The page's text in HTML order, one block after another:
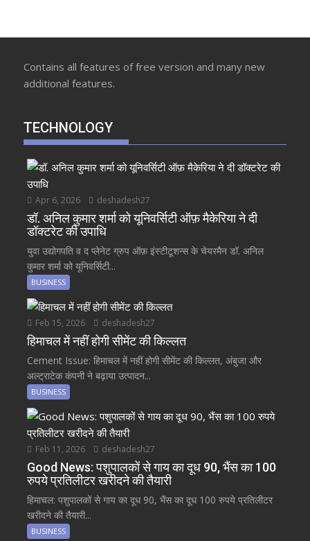
Contains all features of free version and many new
additional features.
TECHNOLOGY
Apr 6, 2026 deshadesh27
डॉ. अनिल कुमार शर्मा को यूनिवर्सिटी ऑफ़ मैकेरिया ने दी
डॉक्टरेट की उपाधि
युवा उद्योगपति व द प्लेनेट ग्रुप ऑफ़ इंस्टीटूशन्स के चेयरमैन डॉ. अनिल
कुमार शर्मा को यूनिवर्सिटी...
BUSINESS
Feb 15, 2026 deshadesh27
हिमाचल में नहीं होगी सीमेंट की किल्लत
Cement Issue: हिमाचल में नहीं होगी सीमेंट की किल्लत, अंबुजा और
अल्ट्राटेक कंपनी ने बढ़ाया उत्पादन...
BUSINESS
Feb 11, 2026 deshadesh27
Good News: पशुपालकों से गाय का दूध 90, भैंस का 100
रुपये प्रतिलीटर खरीदने की तैयारी
हिमाचल: पशुपालकों से गाय का दूध 90, भैंस का दूध 100 रुपये प्रतिलीटर
खरीदने की तैयारी...
BUSINESS